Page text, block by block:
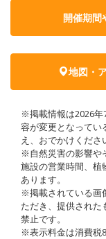
開催期間
地図・
※掲載情報は2026年
容が変更となってい
え、おでかけくださ
※自然災害の影響や
施設の営業時間、植
あります。
※掲載されている画
ただき、提供された
禁止です。
※表示料金は消費税